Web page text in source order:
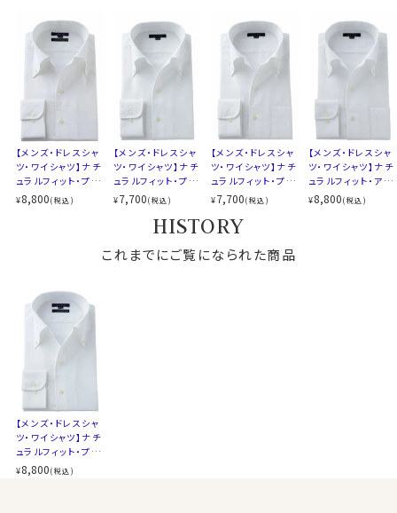
結果、光沢感・ソフト感にあふれ着心地のいい、その上洗
濯後のお手入れが楽といった、相反する事象を併せ持っ
た上質シャツに仕上がりました。
●ポケット無し
ドレッシーで洗練されたスマートシャツスタイル。
欧米ではドレスシャツの標準であるポケットなしにて生
産しました。
衿と前立ての裏部分がオープンカラーのように縫い目が
ンをはずして衿を開き気味にして着用すると衿から第一
ボタンにかけてきれいなロールが出るようになっていま
衿がきれいに開くように第2ボタンの位置を少し下げてい
ます。
ノーネクタイ専用のややカジュアル度の高い商品であり
ながら、非常にエレガントなシャツです。
衿型
ボタンダウン
第一ボタンあり
キーパー
なし
後身頃
バックダーツ入り
ポケット
ポケットなし
柄
織柄無地
カフス
ラウンドカット
アジャスタブル
コンバーチブルカフス
トールM-88・L-90・LL-90cm
スタイル
ナチュラルフィット
生産国
中国
▼スポット商品につき再入荷はございませんのでご了承
ください
▼ナチュラルフィットとは？
後ろ身頃にダーツを入れて、ウエスト部分をやや絞ったス
タイルです。
適度に絞ったウエストラインは細すぎず、それでいてダボ
【メンズ・ドレスシャ
ツ・ワイシャツ】ナチ
ュラルフィット・プレ
ミアムコットン120
番手双糸・イージー
¥8,800(税込)
【メンズ・ドレスシャ
ツ・ワイシャツ】ナチ
ュラルフィット・プレ
ミアムコットン・形態
安定・イタリアンカ
ラー・ボタンダウン・
第一ボタンあり・ポ
ケット無し
¥7,700(税込)
【メンズ・ドレスシャ
ツ・ワイシャツ】ナチ
ュラルフィット・プレ
ミアムコットン・形態
安定・イタリアンカ
ラー・ボタンダウン・
第一ボタンあり
¥7,700(税込)
【メンズ・ドレスシャ
ツ・ワイシャツ】ナチ
ュラルフィット・アイ
スコットン・プレミア
ムコットン・イージ
¥8,800(税込)
HISTORY
これまでにご覧になられた商品
【メンズ・ドレスシャ
ツ・ワイシャツ】ナチ
ュラルフィット・プレ
ミアムコットン120
番手双糸・イージー
¥8,800(税込)